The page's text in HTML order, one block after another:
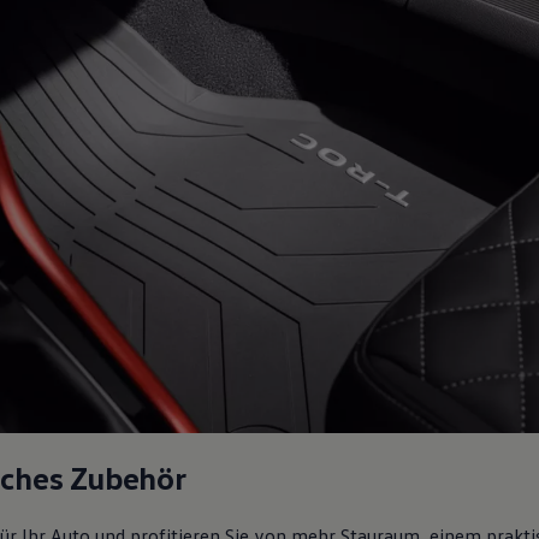
Zubehör